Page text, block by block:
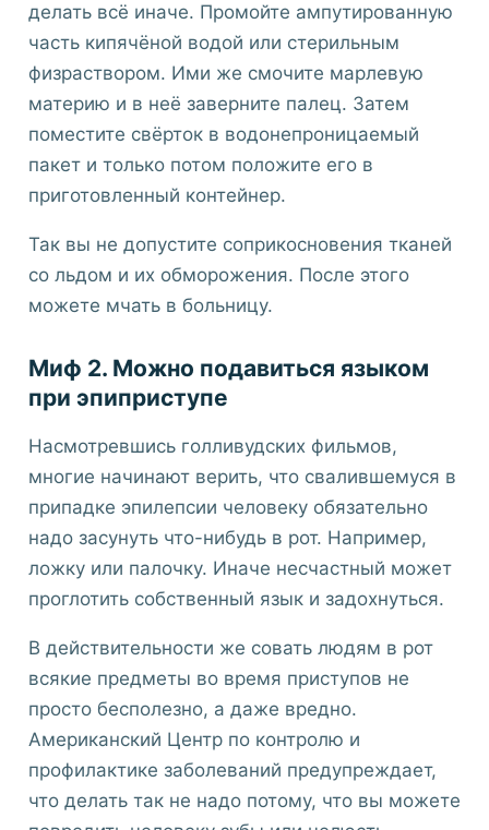
делать всё иначе. Промойте ампутированную
часть кипячёной водой или стерильным
физраствором. Ими же смочите марлевую
материю и в неё заверните палец. Затем
поместите свёрток в водонепроницаемый
пакет и только потом положите его в
приготовленный контейнер.
Так вы не допустите соприкосновения тканей
со льдом и их обморожения. После этого
можете мчать в больницу.
Миф 2. Можно подавиться языком
при эпиприступе
Насмотревшись голливудских фильмов,
многие начинают верить, что свалившемуся в
припадке эпилепсии человеку обязательно
надо засунуть что-нибудь в рот. Например,
ложку или палочку. Иначе несчастный может
проглотить собственный язык и задохнуться.
В действительности же совать людям в рот
всякие предметы во время приступов не
просто бесполезно, а даже вредно.
Американский Центр по контролю и
профилактике заболеваний предупреждает,
что делать так не надо потому, что вы можете